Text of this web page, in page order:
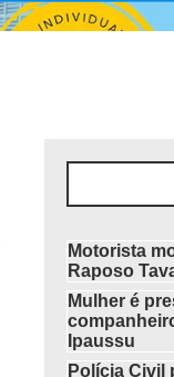
Motorista
Raposo
Mulher é
Ipaussu
Polícia Civil